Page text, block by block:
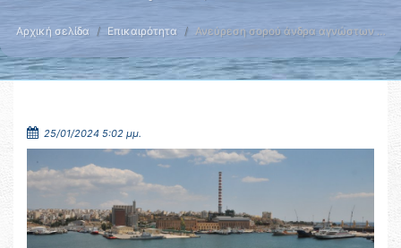
Αρχική σελίδα Επικαιρότητα Ανεύρεση σορού άνδρα αγνώστων …
25/01/2024 5:02 μμ.